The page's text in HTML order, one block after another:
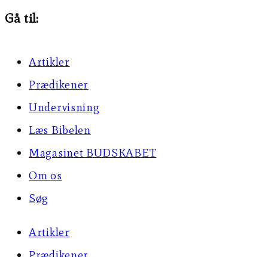
the
page
Gå til:
Artikler
Prædikener
Undervisning
Læs Bibelen
Magasinet BUDSKABET
Om os
Søg
Artikler